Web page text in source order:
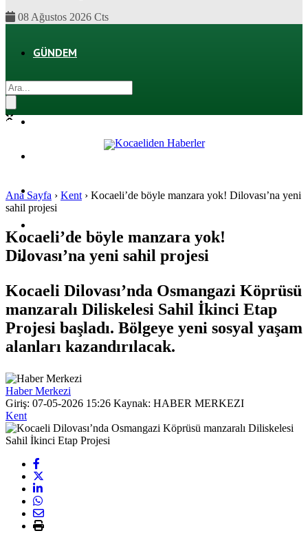
08 Ağustos 2026 Cts
GÜNDEM
SPOR
SAĞLIK
Ana Sayfa › Kent › Kocaeli’de böyle manzara yok! Dilovası’na yeni
sahil projesi
Kocaeli’de böyle manzara yok!
Dilovası’na yeni sahil projesi
Kocaeli Dilovası’nda Osmangazi Köprüsü
manzaralı Diliskelesi Sahil İkinci Etap
Projesi başladı. Bölgeye yeni sosyal yaşam
alanları kazandırılacak.
Haber Merkezi
Giriş: 07-05-2026 15:26 Kaynak: HABER MERKEZI
Kent